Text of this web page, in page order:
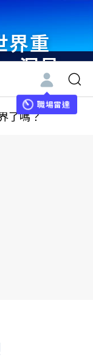
界重
洞見
與
領袖
職場雷達
了嗎？